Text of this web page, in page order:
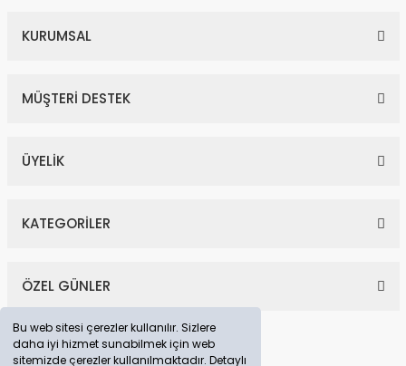
Bu web sitesi çerezler kullanılır. Sizlere
daha iyi hizmet sunabilmek için web
sitemizde çerezler kullanılmaktadır. Detaylı
KURUMSAL
MÜŞTERİ DESTEK
ÜYELİK
KATEGORİLER
ÖZEL GÜNLER